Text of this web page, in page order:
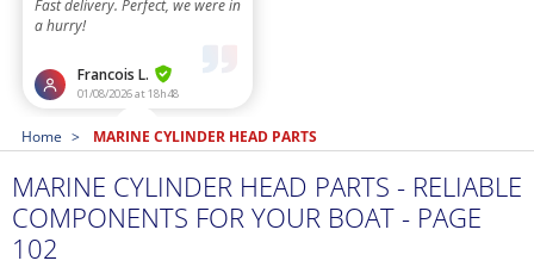
Home MARINE CYLINDER HEAD PARTS
MARINE CYLINDER HEAD PARTS - RELIABLE
COMPONENTS FOR YOUR BOAT - PAGE
102